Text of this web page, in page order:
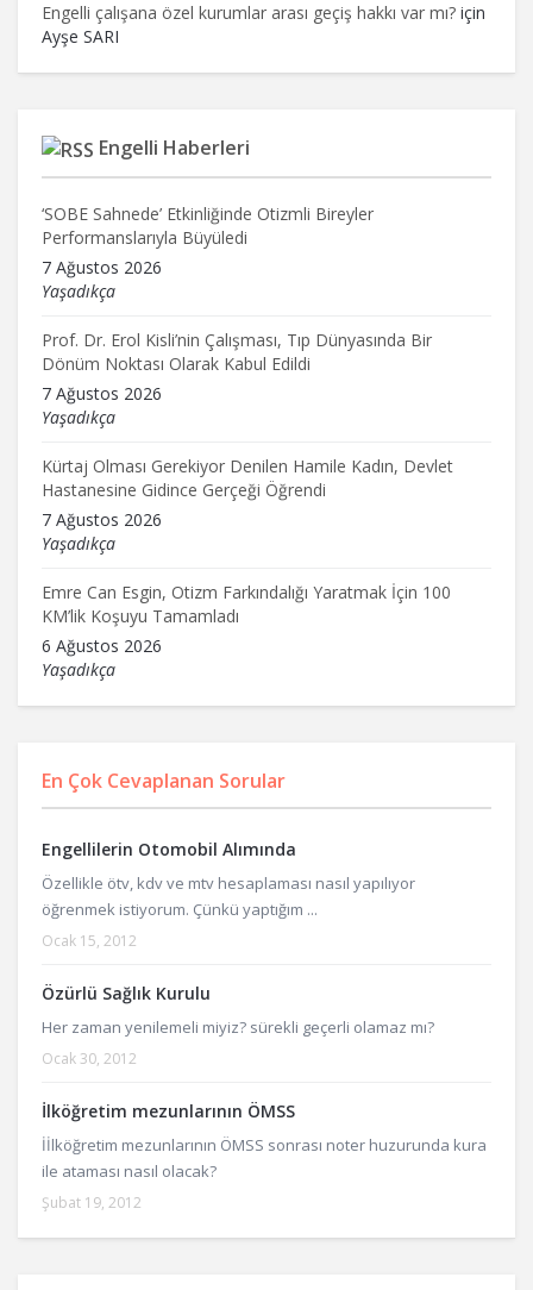
Engelli çalışana özel kurumlar arası geçiş hakkı var mı? için
Ayşe SARI
Engelli Haberleri
‘SOBE Sahnede’ Etkinliğinde Otizmli Bireyler
Performanslarıyla Büyüledi
7 Ağustos 2026
Yaşadıkça
Prof. Dr. Erol Kisli’nin Çalışması, Tıp Dünyasında Bir
Dönüm Noktası Olarak Kabul Edildi
7 Ağustos 2026
Yaşadıkça
Kürtaj Olması Gerekiyor Denilen Hamile Kadın, Devlet
Hastanesine Gidince Gerçeği Öğrendi
7 Ağustos 2026
Yaşadıkça
Emre Can Esgin, Otizm Farkındalığı Yaratmak İçin 100
KM’lik Koşuyu Tamamladı
6 Ağustos 2026
Yaşadıkça
En Çok Cevaplanan Sorular
Engellilerin Otomobil Alımında
Özellikle ötv, kdv ve mtv hesaplaması nasıl yapılıyor
öğrenmek istiyorum. Çünkü yaptığım ...
Ocak 15, 2012
Özürlü Sağlık Kurulu
Her zaman yenilemeli miyiz? sürekli geçerli olamaz mı?
Ocak 30, 2012
İlköğretim mezunlarının ÖMSS
İİlköğretim mezunlarının ÖMSS sonrası noter huzurunda kura
ile ataması nasıl olacak?
Şubat 19, 2012